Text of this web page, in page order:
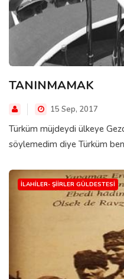
TANINMAMAK
15 Sep, 2017
Türküm müjdeydi ülkeye
söylemedim diye Türküm
İLAHILER- ŞIIRLER GÜLDESTESI